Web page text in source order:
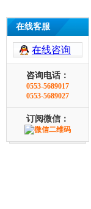
在线客服
在线咨询
咨询电话：
0553-5689017
0553-5689027
订阅微信：